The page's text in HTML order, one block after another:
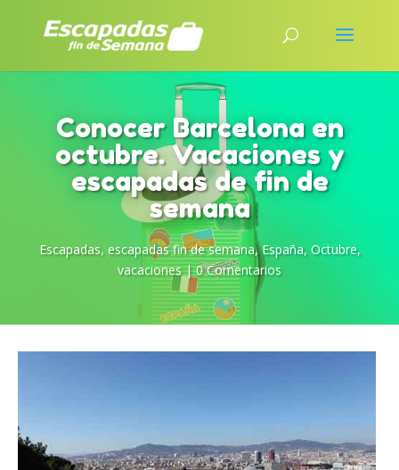
Conocer Barcelona en
octubre. Vacaciones y
escapadas de fin de
semana
Escapadas, escapadas fin de semana,España, Octubre,
vacaciones|0 Comentarios